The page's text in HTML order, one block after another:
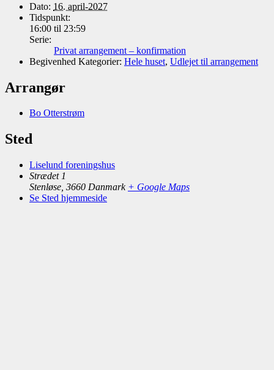
Dato: 16. april-2027
Tidspunkt:
16:00 til 23:59
Serie:
Privat arrangement – konfirmation
Begivenhed Kategorier: Hele huset, Udlejet til arrangement
Arrangør
Bo Otterstrøm
Sted
Liselund foreningshus
Strædet 1
Stenløse 3660 Danmark + Google Maps
Se Sted hjemmeside